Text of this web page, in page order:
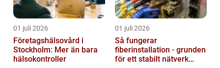
01 juli 2026
Företagshälsovård i
Stockholm: Mer än bara
hälsokontroller
01 juli 2026
Så fungerar
fiberinstallation - grunden
för ett stabilt nätverk